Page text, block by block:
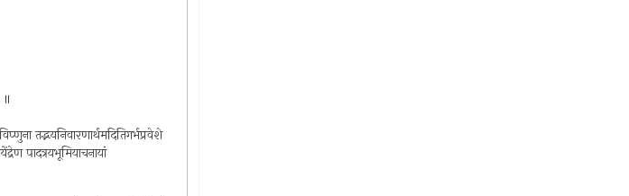
॥
तद्भयनिवारणार्थमदितिगर्भप्रवेशे
पादत्रयभूमियाचनायां